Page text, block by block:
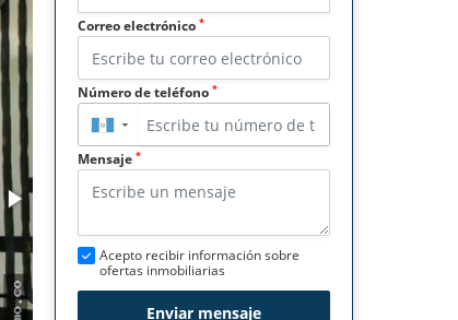
Correo electrónico *
Número de teléfono *
▼
Mensaje *
Acepto recibir información sobre
ofertas inmobiliarias
Enviar mensaje